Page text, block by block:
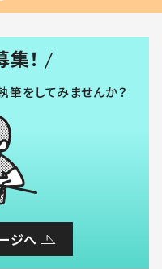
！
筆をしてみませんか？
ジへ